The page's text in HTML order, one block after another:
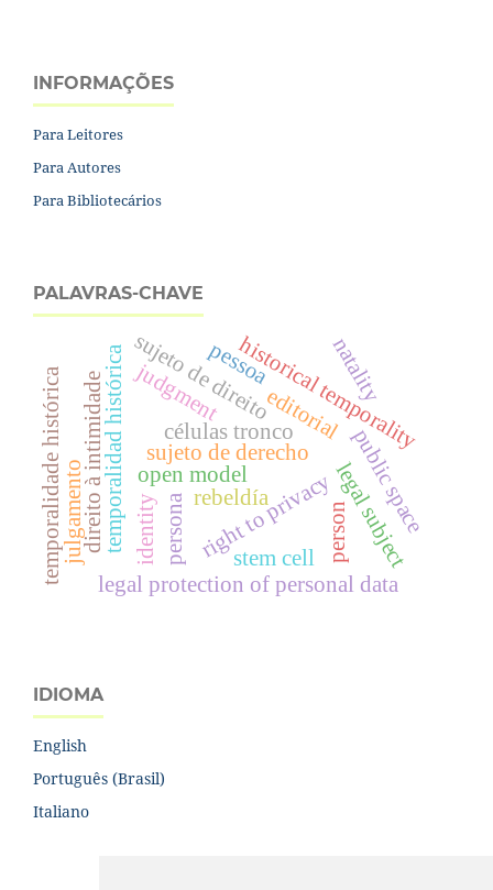
INFORMAÇÕES
Para Leitores
Para Autores
Para Bibliotecários
PALAVRAS-CHAVE
editorial
open model
person
legal subject
historical temporality
persona
sujeto de derecho
temporalidad histórica
legal protection of personal data
right to privacy
direito à intimidade
stem cell
células tronco
sujeto de direito
public space
natality
judgment
julgamento
temporalidade histórica
pessoa
identity rebeldía
IDIOMA
English
Português (Brasil)
Italiano